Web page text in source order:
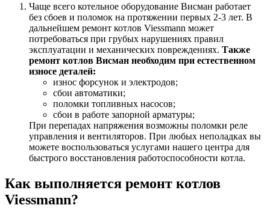
Чаще всего котельное оборудование Висман работает
без сбоев и поломок на протяжении первых 2-3 лет. В
дальнейшем ремонт котлов Viessmann может
потребоваться при грубых нарушениях правил
эксплуатации и механических повреждениях. Также
ремонт котлов Висман необходим при естественном
износе деталей:
износ форсунок и электродов;
сбои автоматики;
поломки топливных насосов;
сбои в работе запорной арматуры;
При перепадах напряжения возможны поломки реле
управления и вентиляторов. При любых неполадках вы
можете воспользоваться услугами нашего центра для
быстрого восстановления работоспособности котла.
Как выполняется ремонт котлов
Viessmann?